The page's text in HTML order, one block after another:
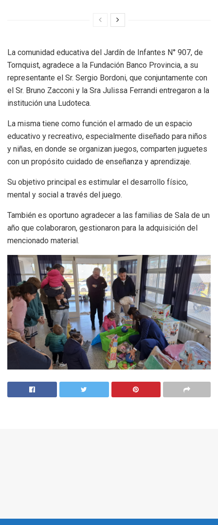
La comunidad educativa del Jardín de Infantes N° 907, de
Tornquist, agradece a la Fundación Banco Provincia, a su
representante el Sr. Sergio Bordoni, que conjuntamente con
el Sr. Bruno Zacconi y la Sra Julissa Ferrandi entregaron a la
institución una Ludoteca.
La misma tiene como función el armado de un espacio
educativo y recreativo, especialmente diseñado para niños
y niñas, en donde se organizan juegos, comparten juguetes
con un propósito cuidado de enseñanza y aprendizaje.
Su objetivo principal es estimular el desarrollo físico,
mental y social a través del juego.
También es oportuno agradecer a las familias de Sala de un
año que colaboraron, gestionaron para la adquisición del
mencionado material.